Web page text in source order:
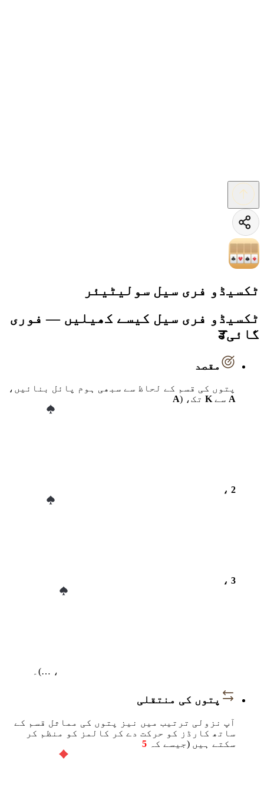
ٹکسیڈو فری سیل سولیٹیئر
ٹکسیڈو فری سیل کیسے کھیلیں — فوری
گائیਡ
مقصد
پتوں کی قسم کے لحاظ سے سبھی ہوم پائل بنائیں،
A سےK تک، (A
، 2
، 3
، …)۔
پتوں کی منتقلی
آپ نزولی ترتیب میں نیز پتوں کی مماثل قسم کے
ساتھ کارڈز کو حرکت دے کر کالمز کو منظم کر
سکتے ہیں (جیسے کہ 5